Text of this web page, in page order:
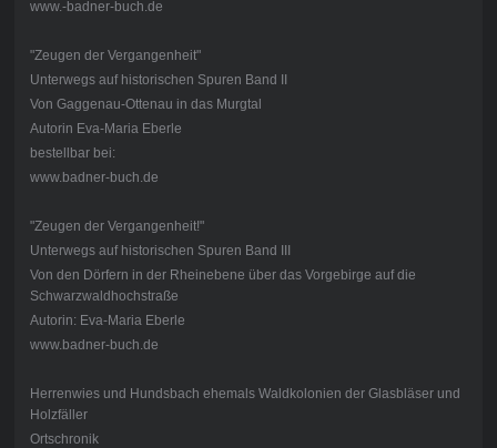
www.-badner-buch.de
"Zeugen der Vergangenheit"
Unterwegs auf historischen Spuren Band II
Von Gaggenau-Ottenau in das Murgtal
Autorin Eva-Maria Eberle
bestellbar bei:
www.badner-buch.de
"Zeugen der Vergangenheit!"
Unterwegs auf historischen Spuren Band III
Von den Dörfern in der Rheinebene über das Vorgebirge auf die
Schwarzwaldhochstraße
Autorin: Eva-Maria Eberle
www.badner-buch.de
Herrenwies und Hundsbach ehemals Waldkolonien der Glasbläser und
Holzfäller
Ortschronik